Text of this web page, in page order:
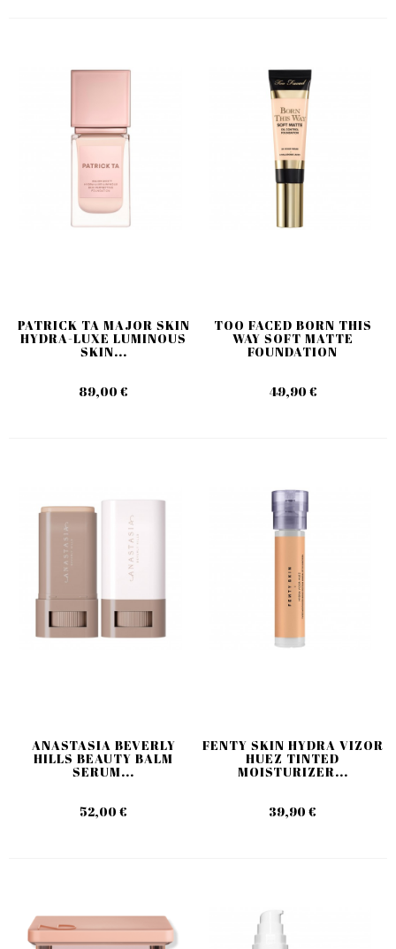
PATRICK TA MAJOR SKIN
HYDRA-LUXE LUMINOUS
SKIN...
89,00 €
TOO FACED BORN THIS
WAY SOFT MATTE
FOUNDATION
49,90 €
ANASTASIA BEVERLY
HILLS BEAUTY BALM
SERUM...
52,00 €
FENTY SKIN HYDRA VIZOR
HUEZ TINTED
MOISTURIZER...
39,90 €